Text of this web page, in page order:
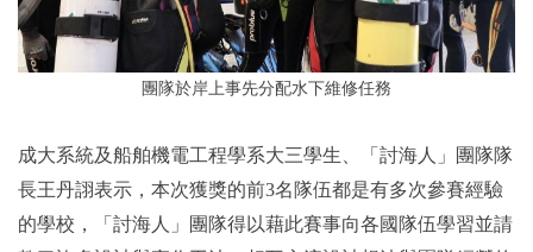
團隊於岸上事先分配水下維修任務
成大系統及船舶機電工程學系大三學生、「討海人」團隊隊
長王丹詡表示，本次獲獎的前3名隊伍都是有多次參賽經驗
的學校，「討海人」團隊得以藉此賽事向各國隊伍學習並請